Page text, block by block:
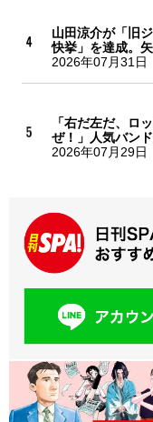
山田涼介が「旧
快挙」を達成。
2026年07月31日
「右だ左だ、ロ
ぜ！」人気バン
2026年07月29日